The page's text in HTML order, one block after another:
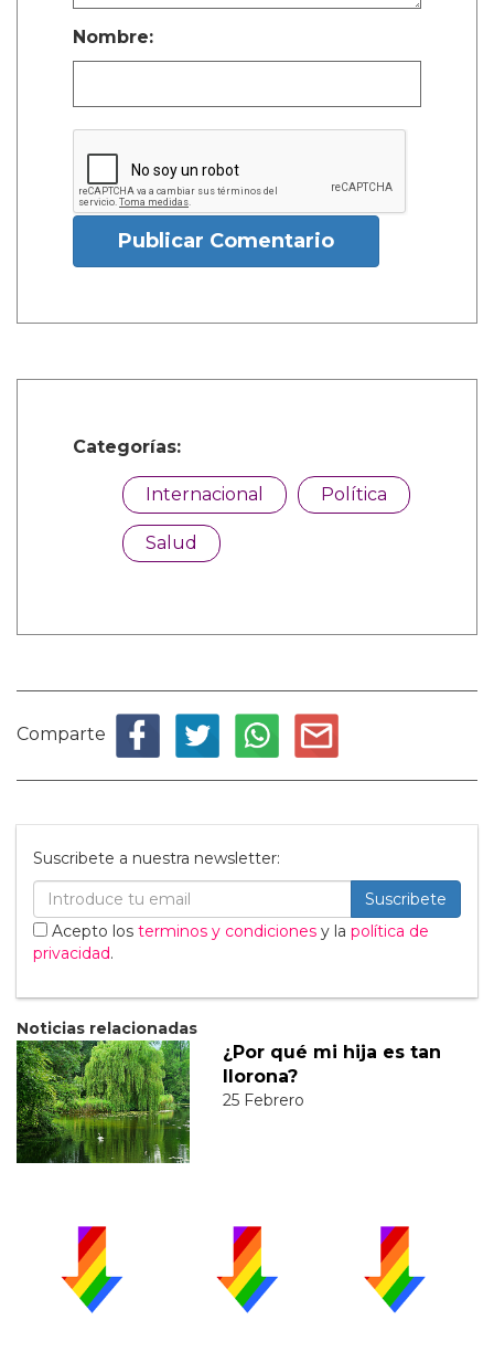
Nombre:
Publicar Comentario
Categorías:
Internacional Política
Salud
Comparte
Suscribete a nuestra newsletter:
Suscribete
Acepto los terminos y condiciones y la política de
privacidad.
Noticias relacionadas
¿Por qué mi hija es tan
llorona?
25 Febrero